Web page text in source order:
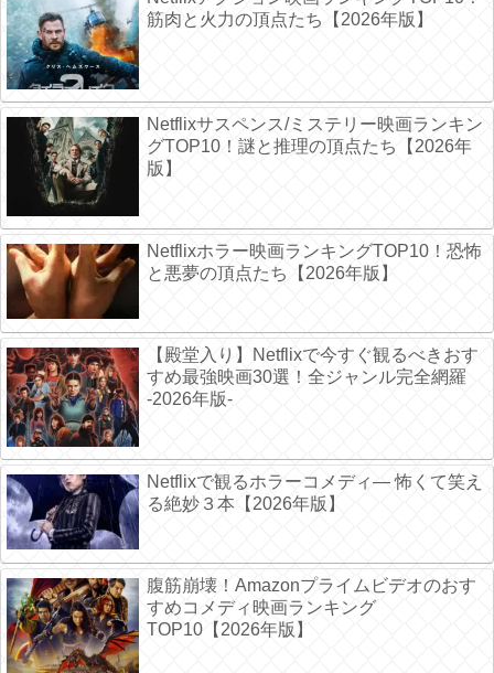
筋肉と火力の頂点たち【2026年版】
Netflixサスペンス/ミステリー映画ランキン
グTOP10！謎と推理の頂点たち【2026年
版】
Netflixホラー映画ランキングTOP10！恐怖
と悪夢の頂点たち【2026年版】
【殿堂入り】Netflixで今すぐ観るべきおす
すめ最強映画30選！全ジャンル完全網羅
-2026年版-
Netflixで観るホラーコメディ― 怖くて笑え
る絶妙３本【2026年版】
腹筋崩壊！Amazonプライムビデオのおす
すめコメディ映画ランキング
TOP10【2026年版】